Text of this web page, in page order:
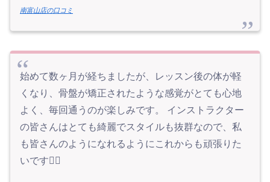
南富山店の口コミ
始めて数ヶ月が経ちましたが、レッスン後の体が軽
くなり、骨盤が矯正されたような感覚がとても心地
よく、毎回通うのが楽しみです。 インストラクター
の皆さんはとても綺麗でスタイルも抜群なので、私
も皆さんのようになれるようにこれからも頑張りた
いです🙂‍↕️